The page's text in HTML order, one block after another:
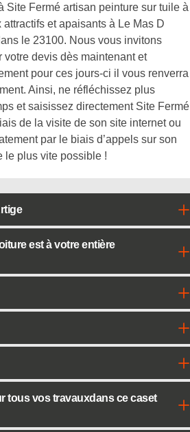
Site Fermé artisan peinture sur tuile à
attractifs et apaisants à Le Mas D
le 23100. Nous vous invitons
votre devis dès maintenant et
pour ces jours-ci il vous renverra
Ainsi, ne réfléchissez plus
et saisissez directement Site Fermé
de la visite de son site internet ou
par le biais d’appels sur son
le plus vite possible !
est à votre entière
tous vos travauxdans ce caset